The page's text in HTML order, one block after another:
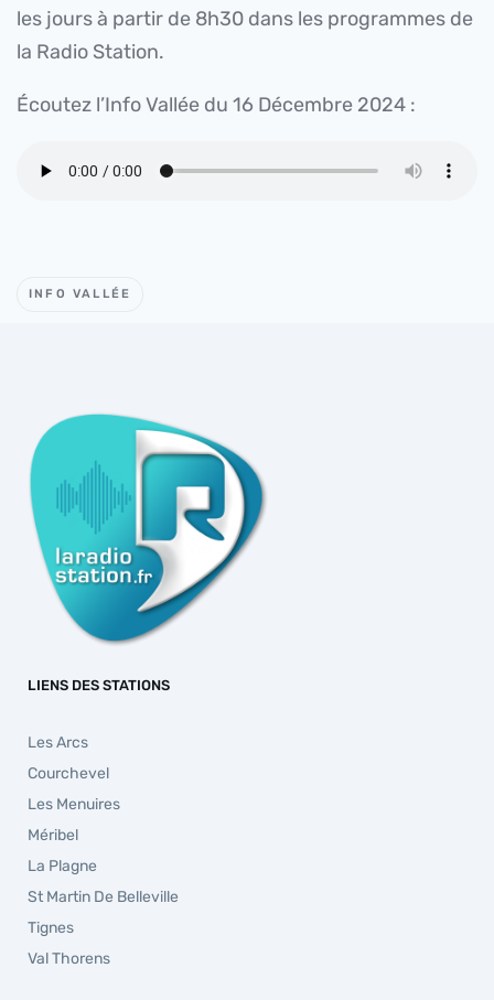
les jours à partir de 8h30 dans les programmes de
la Radio Station.
Écoutez l’Info Vallée du 16 Décembre 2024 :
INFO VALLÉE
LIENS DES STATIONS
Les Arcs
Courchevel
Les Menuires
Méribel
La Plagne
St Martin De Belleville
Tignes
Val Thorens